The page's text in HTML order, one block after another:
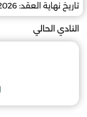
تاريخ نهاية العقد: 06-15
النادي الحالي